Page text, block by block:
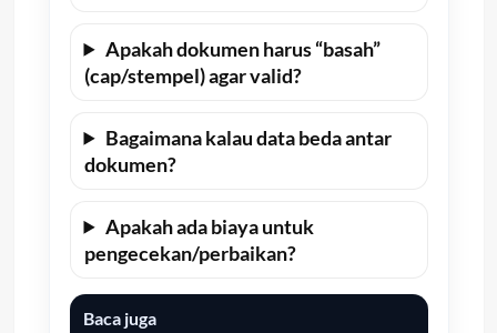
Apakah dokumen harus “basah”
(cap/stempel) agar valid?
Bagaimana kalau data beda antar
dokumen?
Apakah ada biaya untuk
pengecekan/perbaikan?
Baca juga